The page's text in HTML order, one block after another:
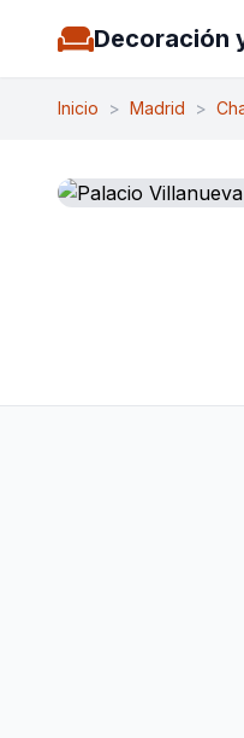
Decoración
Inicio > Madrid >